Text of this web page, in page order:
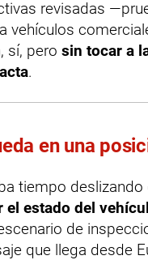
revisadas
vehículos
sí, pero sin tocar a
.
en una
tiempo
el estado del
de
que llega desde